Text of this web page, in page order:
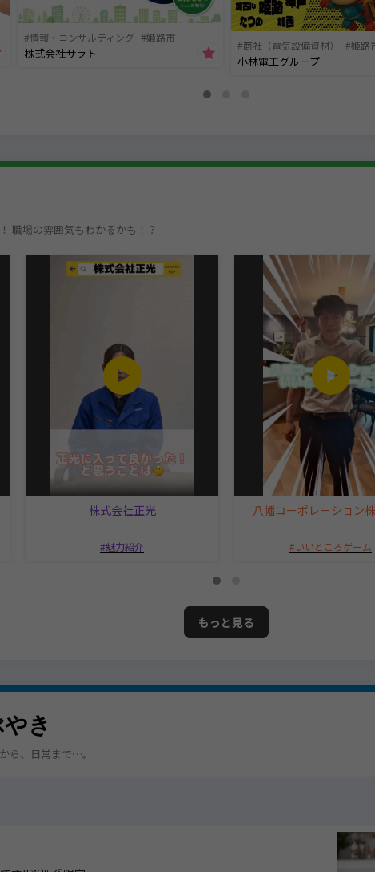
情報・コンサルティング 姫路市
株式会社サラト
商社（電気設備資材） 姫路
小林電工グループ
職場の雰囲気もわかるかも！？
株式会社正光
魅力紹介
八幡コーポレーション
いいところゲーム
もっと見る
き
ら、日常まで…。